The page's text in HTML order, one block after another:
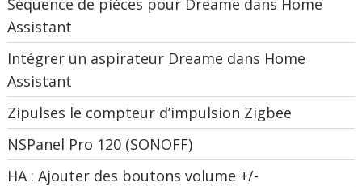
Séquence de pièces pour Dreame dans Home
Assistant
Intégrer un aspirateur Dreame dans Home
Assistant
Zipulses le compteur d’impulsion Zigbee
NSPanel Pro 120 (SONOFF)
HA : Ajouter des boutons volume +/-